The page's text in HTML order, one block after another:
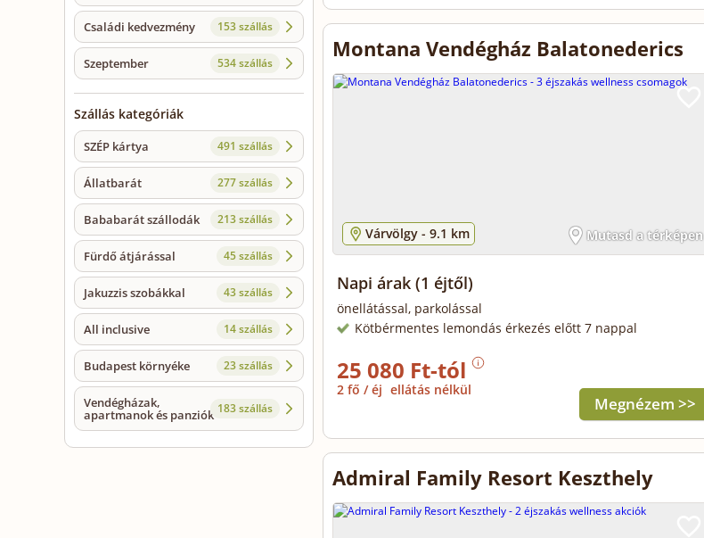
Családi kedvezmény 153 szállás
Szeptember 534 szállás
Szállás kategóriák
SZÉP kártya 491 szállás
Állatbarát 277 szállás
Bababarát szállodák 213 szállás
Fürdő átjárással 45 szállás
Jakuzzis szobákkal 43 szállás
All inclusive 14 szállás
Budapest környéke 23 szállás
Vendégházak,
apartmanok és panziók 183 szállás
Montana Vendégház Balatonederics
Mutasd a térképen
Várvölgy - 9.1 km
Napi árak (1 éjtől)
önellátással, parkolással
Kötbérmentes lemondás érkezés előtt 7 nappal
25 080 Ft-tól
2 fő / éj ellátás nélkül
Megnézem >>
Admiral Family Resort Keszthely